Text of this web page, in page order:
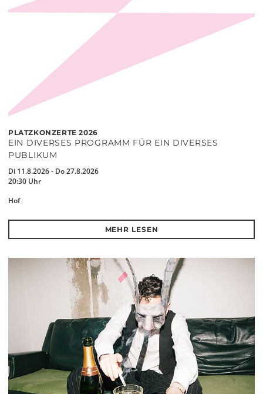
PLATZKONZERTE 2026
EIN DIVERSES PROGRAMM FÜR EIN DIVERSES
PUBLIKUM
Di 11.8.2026 - Do 27.8.2026
20:30 Uhr
Hof
MEHR LESEN